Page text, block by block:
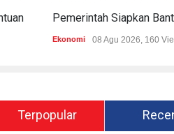
Ekonomi 08 Agu 2026, 160
Terpopular